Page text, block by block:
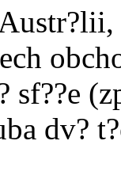
sf??e
dv?